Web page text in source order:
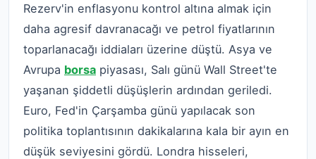
Rezerv'in enflasyonu kontrol altına almak için
daha agresif davranacağı ve petrol fiyatlarının
toparlanacağı iddiaları üzerine düştü. Asya ve
Avrupa borsa piyasası, Salı günü Wall Street'te
yaşanan şiddetli düşüşlerin ardından geriledi.
Euro, Fed'in Çarşamba günü yapılacak son
politika toplantısının dakikalarına kala bir ayın en
düşük seviyesini gördü. Londra hisseleri,